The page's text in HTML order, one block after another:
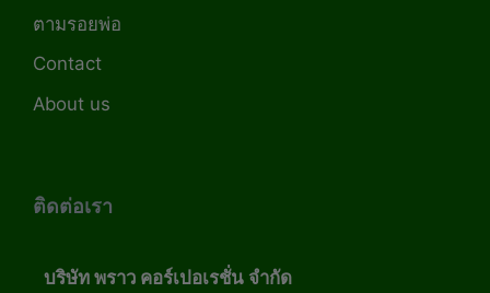
ตามรอยพ่อ
Contact
About us
ติดต่อเรา
บริษัท พราว คอร์เปอเรชั่น จำกัด